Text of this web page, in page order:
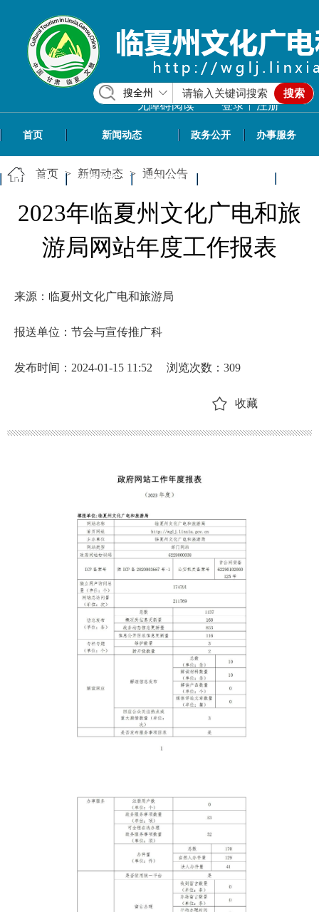
无障碍阅读 登录 | 注册
搜全州 搜索
首页 新闻动态 政务公开 办事服务
政民互动 专题专栏 信息共享
首页 > 新闻动态 > 通知公告
2023年临夏州文化广电和旅
游局网站年度工作报表
来源：临夏州文化广电和旅游局
报送单位：节会与宣传推广科
发布时间：2024-01-15 11:52 浏览次数： 309
收藏